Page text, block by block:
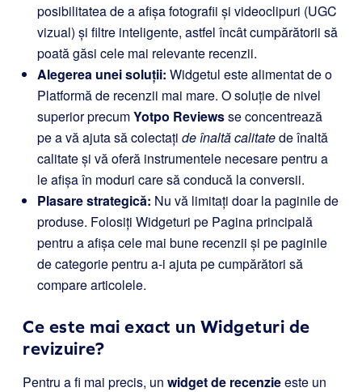
posibilitatea de a afișa fotografii și videoclipuri (UGC
vizual) și filtre inteligente, astfel încât cumpărătorii să
poată găsi cele mai relevante recenzii.
Alegerea unei soluții: Widgetul este alimentat de o
Platformă de recenzii mai mare. O soluție de nivel
superior precumYotpo Reviewsse concentrează
pe a vă ajuta să colectați de înaltă calitatede înaltă
calitate și vă oferă instrumentele necesare pentru a
le afișa în moduri care să conducă la conversii.
Plasare strategică: Nu vă limitați doar la paginile de
produse. Folosiți Widgeturi pe Pagina principală
pentru a afișa cele mai bune recenzii și pe paginile
de categorie pentru a-i ajuta pe cumpărători să
compare articolele.
Ce este mai exact un Widgeturi de
revizuire?
Pentru a fi mai precis, un widget de recenzieeste un